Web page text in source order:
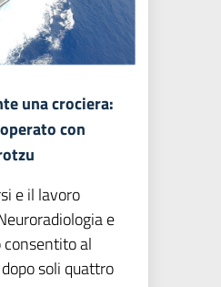
una crociera:
con
e il lavoro
e
consentito al
soli quattro